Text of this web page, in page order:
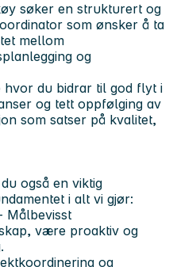
søker en strukturert og
som ønsker å ta
mellom
og
du bidrar til god flyt i
og tett oppfølging av
som satser på kvalitet,
også en viktig
i alt vi gjør:
Målbevisst
være proaktiv og
og